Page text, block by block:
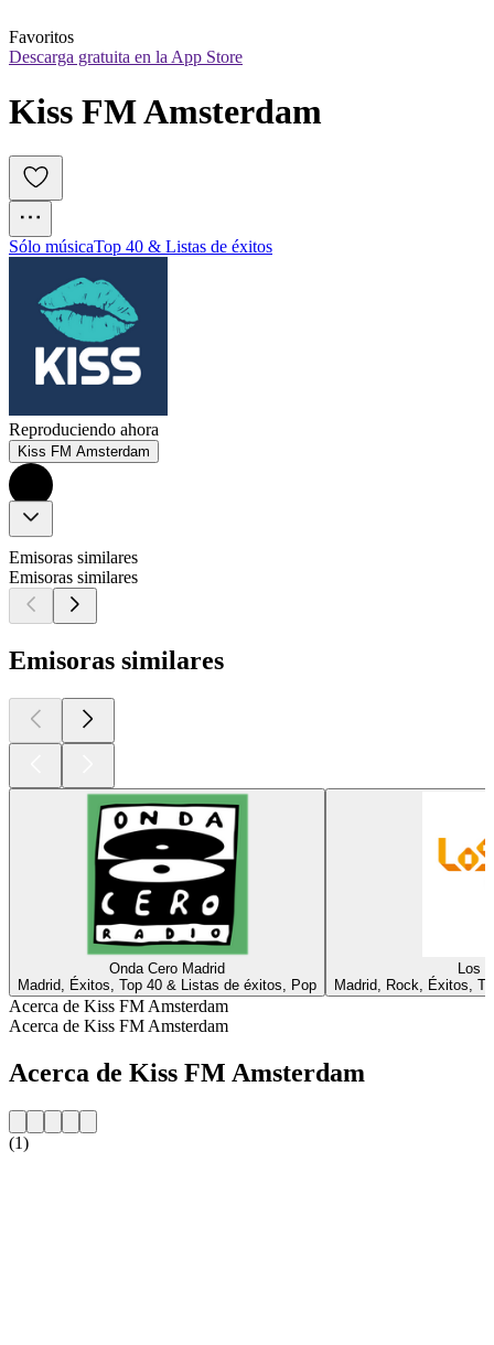
Favoritos
Descarga gratuita en la App Store
Kiss FM Amsterdam
Sólo músicaTop 40 & Listas de éxitos
Reproduciendo ahora
Kiss FM Amsterdam
Emisoras similares
Emisoras similares
Emisoras similares
Onda Cero Madrid
Madrid, Éxitos, Top 40 & Listas de éxitos, Pop
Los
Madrid, Rock, Éxitos,
Acerca de Kiss FM Amsterdam
Acerca de Kiss FM Amsterdam
Acerca de Kiss FM Amsterdam
(1)